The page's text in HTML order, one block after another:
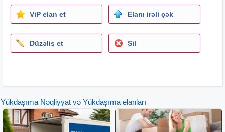
ViP elan et Elanı irəli çək
Düzəliş et Sil
Yükdaşıma Nəqliyyat və Yükdaşıma elanları